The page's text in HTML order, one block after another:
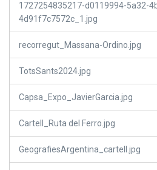
1727254835217-d0119994-5a32-
4d91f7c7572c_1.jpg
recorregut_Massana-Ordino.jpg
TotsSants2024.jpg
Capsa_Expo_JavierGarcia.jpg
Cartell_Ruta del Ferro.jpg
GeografiesArgentina_cartell.jpg